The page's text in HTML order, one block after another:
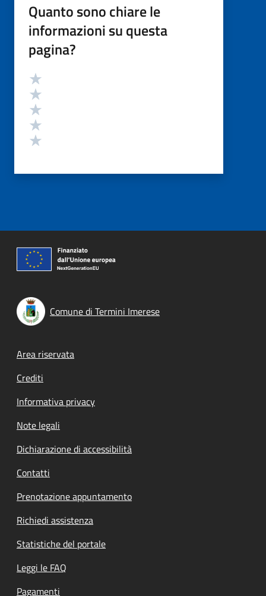
Quanto sono chiare le
informazioni su questa
pagina?
Valutazione
Comune di Termini Imerese
Footer menu
Area riservata
Crediti
Informativa privacy
Note legali
Dichiarazione di accessibilità
Contatti
Prenotazione appuntamento
Richiedi assistenza
Statistiche del portale
Leggi le FAQ
Pagamenti